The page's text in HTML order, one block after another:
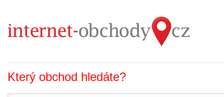
Který obchod hledáte?